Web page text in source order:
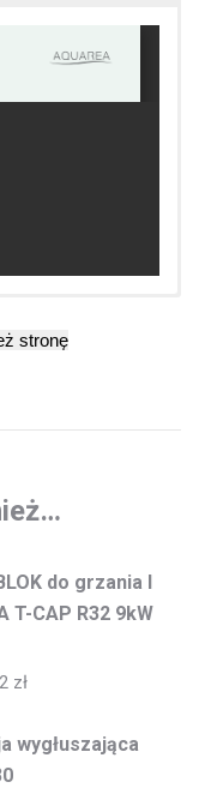
do grzania I
T-CAP R32 9kW
zł
wygłuszająca